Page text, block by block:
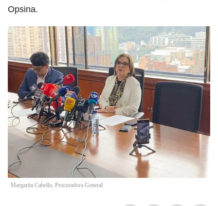
Opsina.
Margarita Cabello, Procuradora General